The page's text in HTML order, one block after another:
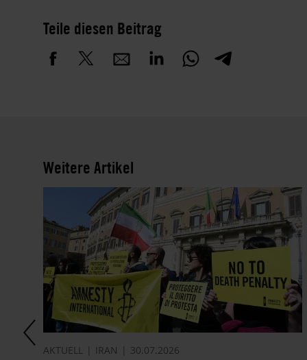
Teile diesen Beitrag
Weitere Artikel
AKTUELL IRAN 30.07.2026